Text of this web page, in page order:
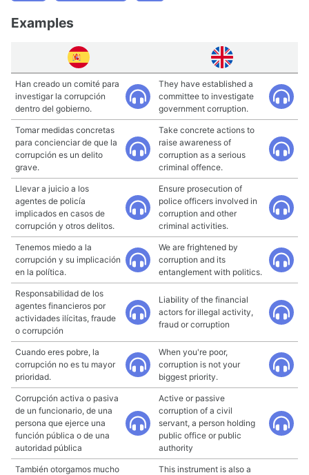
Examples
Han creado un comité para
investigar la corrupción
dentro del gobierno.
They have established a
committee to investigate
government corruption.
Tomar medidas concretas
para concienciar de que la
corrupción es un delito
grave.
Take concrete actions to
raise awareness of
corruption as a serious
criminal offence.
Llevar a juicio a los
agentes de policía
implicados en casos de
corrupción y otros delitos.
Ensure prosecution of
police officers involved in
corruption and other
criminal activities.
Tenemos miedo a la
corrupción y su implicación
en la política.
We are frightened by
corruption and its
entanglement with politics.
Responsabilidad de los
agentes financieros por
actividades ilícitas, fraude
o corrupción
Liability of the financial
actors for illegal activity,
fraud or corruption
Cuando eres pobre, la
corrupción no es tu mayor
prioridad.
When you're poor,
corruption is not your
biggest priority.
Corrupción activa o pasiva
de un funcionario, de una
persona que ejerce una
función pública o de una
autoridad pública
Active or passive
corruption of a civil
servant, a person holding
public office or public
authority
También otorgamos mucho
This instrument is also a